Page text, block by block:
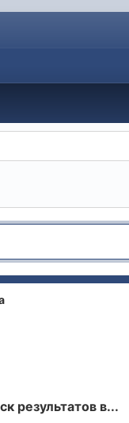
результатов в...